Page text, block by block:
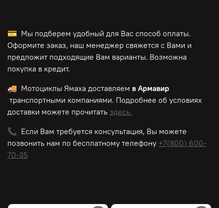
💳 Мы подберем удобный для Вас способ оплаты.
Оформите заказ, наш менеджер свяжется с Вами и
предложит подходящие Вам варианты. Возможна
покупка в кредит.
🚚 Мотоциклы Ямаха доставляем в Армавир
транспортными компаниями. Подробнее об условиях
доставки можете прочитать здесь.
📞 Если Вам требуется консультация, Вы можете
позвонить нам по бесплатному телефону +7(800) 600-
70-35